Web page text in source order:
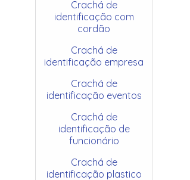
Crachá de
identificação com
cordão
Crachá de
identificação empresa
Crachá de
identificação eventos
Crachá de
identificação de
funcionário
Crachá de
identificação plastico